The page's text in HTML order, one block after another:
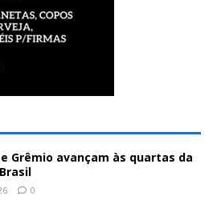
Grêmio avançam às quartas da
0